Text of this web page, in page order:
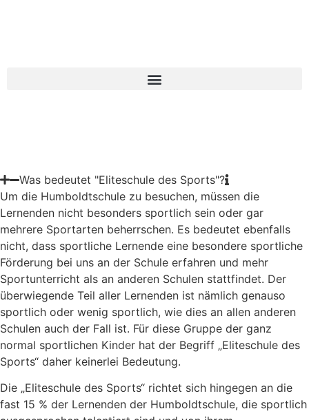
Was bedeutet "Eliteschule des Sports"?
Um die Humboldtschule zu besuchen, müssen die
Lernenden nicht besonders sportlich sein oder gar
mehrere Sportarten beherrschen. Es bedeutet ebenfalls
nicht, dass sportliche Lernende eine besondere sportliche
Förderung bei uns an der Schule erfahren und mehr
Sportunterricht als an anderen Schulen stattfindet. Der
überwiegende Teil aller Lernenden ist nämlich genauso
sportlich oder wenig sportlich, wie dies an allen anderen
Schulen auch der Fall ist. Für diese Gruppe der ganz
normal sportlichen Kinder hat der Begriff „Eliteschule des
Sports“ daher keinerlei Bedeutung.
Die „Eliteschule des Sports“ richtet sich hingegen an die
fast 15 % der Lernenden der Humboldtschule, die sportlich